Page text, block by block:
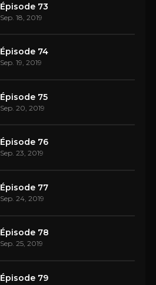
Épisode 73
Sep. 18, 2019
Épisode 74
Sep. 19, 2019
Épisode 75
Sep. 20, 2019
Épisode 76
Sep. 23, 2019
Épisode 77
Sep. 24, 2019
Épisode 78
Sep. 25, 2019
Épisode 79